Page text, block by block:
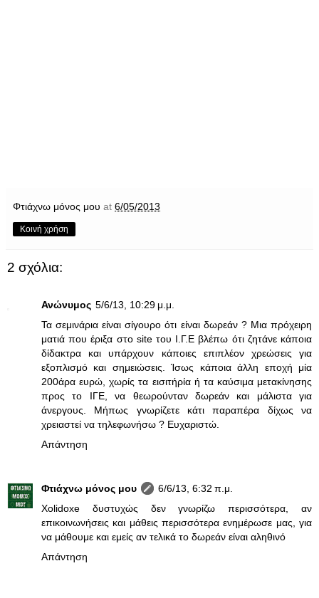
Φτιάχνω μόνος μου at 6/05/2013
Κοινή χρήση
2 σχόλια:
Ανώνυμος 5/6/13, 10:29 μ.μ.
Τα σεμινάρια είναι σίγουρο ότι είναι δωρεάν ? Μια πρόχειρη
ματιά που έριξα στο site του Ι.Γ.Ε βλέπω ότι ζητάνε κάποια
δίδακτρα και υπάρχουν κάποιες επιπλέον χρεώσεις για
εξοπλισμό και σημειώσεις. Ίσως κάποια άλλη εποχή μία
200άρα ευρώ, χωρίς τα εισιτήρία ή τα καύσιμα μετακίνησης
προς το ΙΓΕ, να θεωρούνταν δωρεάν και μάλιστα για
άνεργους. Μήπως γνωρίζετε κάτι παραπέρα δίχως να
χρειαστεί να τηλεφωνήσω ? Ευχαριστώ.
Απάντηση
Φτιάχνω μόνος μου
6/6/13, 6:32 π.μ.
Xolidoxe δυστυχώς δεν γνωρίζω περισσότερα, αν
επικοινωνήσεις και μάθεις περισσότερα ενημέρωσε μας, για
να μάθουμε και εμείς αν τελικά το δωρεάν είναι αληθινό
Απάντηση